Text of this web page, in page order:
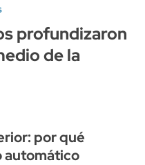
profundizaron
de la
por qué
automático